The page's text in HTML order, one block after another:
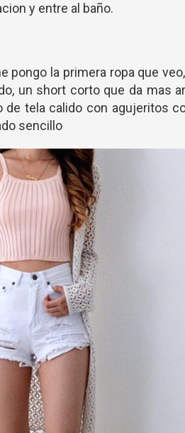
y entre al baño.
pongo la primera ropa que
un short corto que da mas
de tela calido con agujeritos
sencillo